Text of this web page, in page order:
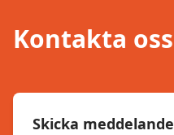
Kontakta oss
Skicka meddelande